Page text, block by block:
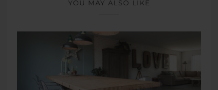
YOU MAY ALSO LIKE